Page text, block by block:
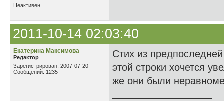
Неактивен
2011-10-14 02:03:40
Екатерина Максимова
Редактор
Зарегистрирован: 2007-07-20
Сообщений: 1235
Стих из
этой строки хочется
же они были